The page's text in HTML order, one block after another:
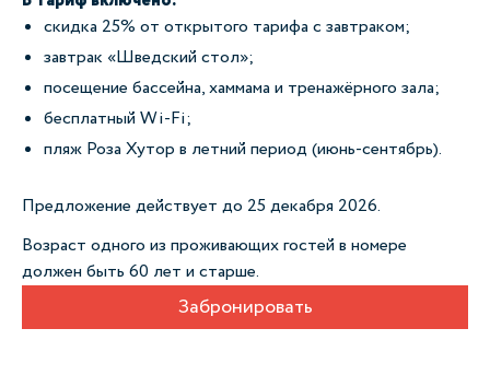
скидка 25% от открытого тарифа с завтраком;
завтрак «Шведский стол»;
посещение бассейна, хаммама и тренажёрного зала;
бесплатный Wi-Fi;
пляж Роза Хутор в летний период (июнь-сентябрь).
Предложение действует до 25 декабря 2026.
Возраст одного из проживающих гостей в номере
должен быть 60 лет и старше.
Забронировать